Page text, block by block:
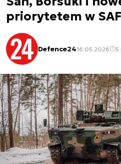
priorytetem w
Defence2416.05.2026 5